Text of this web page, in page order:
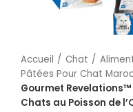
Accueil Chat
Pâtées Pour Chat
Gourmet
Chats au Poisson de